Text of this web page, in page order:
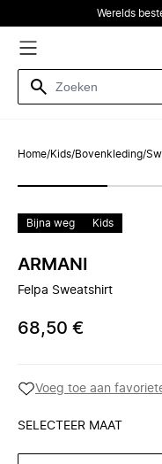
Werelds
Home/Kids/Bovenkleding/
Bijna weg Kids
ARMANI
Felpa Sweatshirt
68,50 €
Voeg toe aan
SELECTEER MAAT